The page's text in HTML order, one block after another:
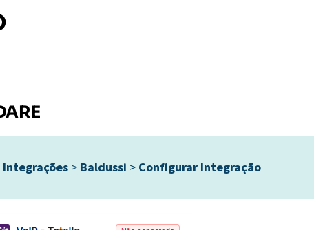
Integrações > Baldussi > Configurar Integração